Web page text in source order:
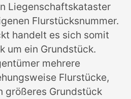
Liegenschaftskataster
Flurstücksnummer.
handelt es sich somit
um ein Grundstück.
mehrere
Flurstücke,
größeres Grundstück